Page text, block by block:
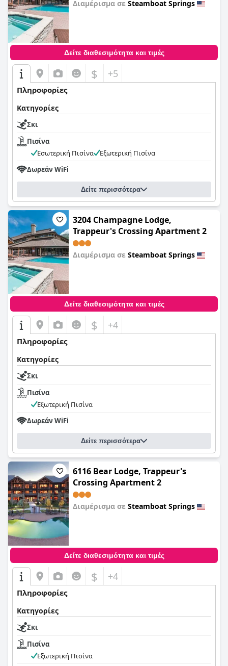
Διαμέρισμα σε Steamboat Springs
Δείτε διαθεσιμότητα και τιμές
$ +5
Πληροφορίες
Κατηγορίες
Σκι
Πισίνα
Εσωτερική Πισίνα
Εξωτερική Πισίνα
Δωρεάν WiFi
Δείτε περισσότερα
3204 Champagne Lodge,
Trappeur's Crossing Apartment 2
Διαμέρισμα σε Steamboat Springs
Δείτε διαθεσιμότητα και τιμές
$ +4
Πληροφορίες
Κατηγορίες
Σκι
Πισίνα
Εξωτερική Πισίνα
Δωρεάν WiFi
Δείτε περισσότερα
6116 Bear Lodge, Trappeur's
Crossing Apartment 2
Διαμέρισμα σε Steamboat Springs
Δείτε διαθεσιμότητα και τιμές
$ +4
Πληροφορίες
Κατηγορίες
Σκι
Πισίνα
Εξωτερική Πισίνα